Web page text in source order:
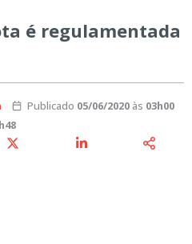
é regulamentada
Publicado 05/06/2020às 03h00